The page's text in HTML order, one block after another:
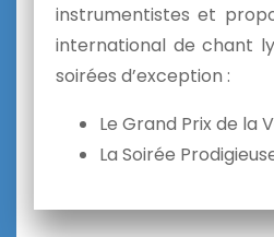
instrumentistes et
international de chant
soirées d’exception :
Le Grand Prix de la
La Soirée